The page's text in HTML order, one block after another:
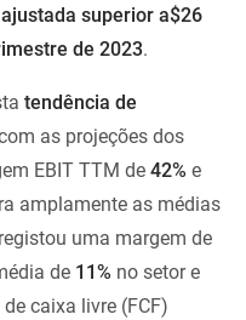
superior a$26
de 2023.
tendência de
as projeções dos
EBIT TTM de 42% e
amplamente as médias
uma margem de
de 11% no setor e
caixa livre (FCF)